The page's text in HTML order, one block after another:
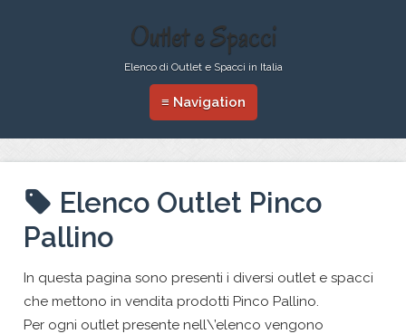
Outlet e Spacci
Elenco di Outlet e Spacci in Italia
≡ Navigation
Elenco Outlet Pinco
Pallino
In questa pagina sono presenti i diversi outlet e spacci
che mettono in vendita prodotti Pinco Pallino.
Per ogni outlet presente nell\’elenco vengono